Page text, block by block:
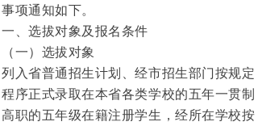
事项通知如下。
一、选拔对象及报名条件
（一）选拔对象
列入省普通招生计划、经市招生部门按规定
程序正式录取在本省各类学校的五年一贯制
高职的五年级在籍注册学生，经所在学校按